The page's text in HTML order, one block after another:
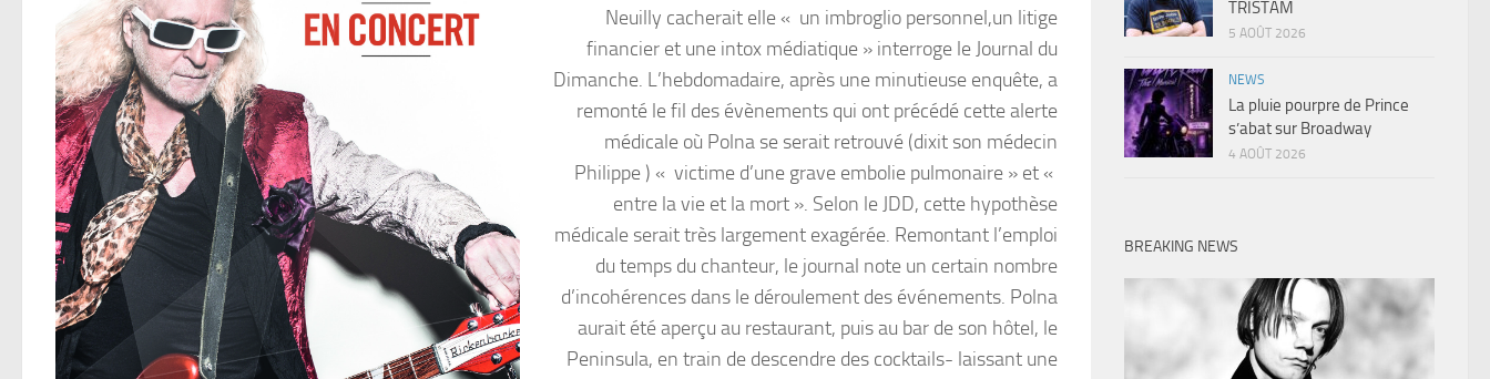
Neuilly cacherait elle « un imbroglio personnel,un litige
financier et une intox médiatique » interroge le Journal du
Dimanche. L’hebdomadaire, après une minutieuse enquête, a
remonté le fil des évènements qui ont précédé cette alerte
médicale où Polna se serait retrouvé (dixit son médecin
Philippe ) « victime d’une grave embolie pulmonaire » et «
entre la vie et la mort ». Selon le JDD, cette hypothèse
médicale serait très largement exagérée. Remontant l’emploi
du temps du chanteur, le journal note un certain nombre
d’incohérences dans le déroulement des événements. Polna
aurait été aperçu au restaurant, puis au bar de son hôtel, le
Peninsula, en train de descendre des cocktails- laissant une
TRISTAM
5 AOÛT 2026
NEWS
La pluie pourpre de Prince
s’abat sur Broadway
4 AOÛT 2026
BREAKING NEWS